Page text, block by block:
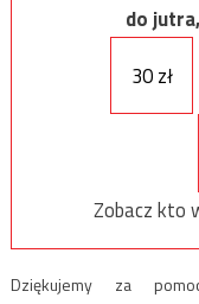
do
30 zł
Zobacz kto
Dziękujemy za